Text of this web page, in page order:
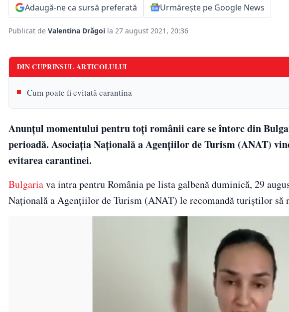
Adaugă-ne ca sursă preferată Urmărește pe Google News
Publicat de Valentina Drăgoi la 27 august 2021, 20:36
DIN CUPRINSUL ARTICOLULUI
Cum poate fi evitată carantina
Anunțul momentului pentru toți românii care se întorc din
perioadă. Asociația Națională a Agențiilor de Turism (ANAT)
evitarea carantinei.
Bulgariava intra pentru România pe lista galbenă duminică, 29
Națională a Agențiilor de Turism (ANAT) le recomandă turiștilor să